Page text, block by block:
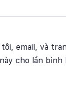
email, và
cho lần bình